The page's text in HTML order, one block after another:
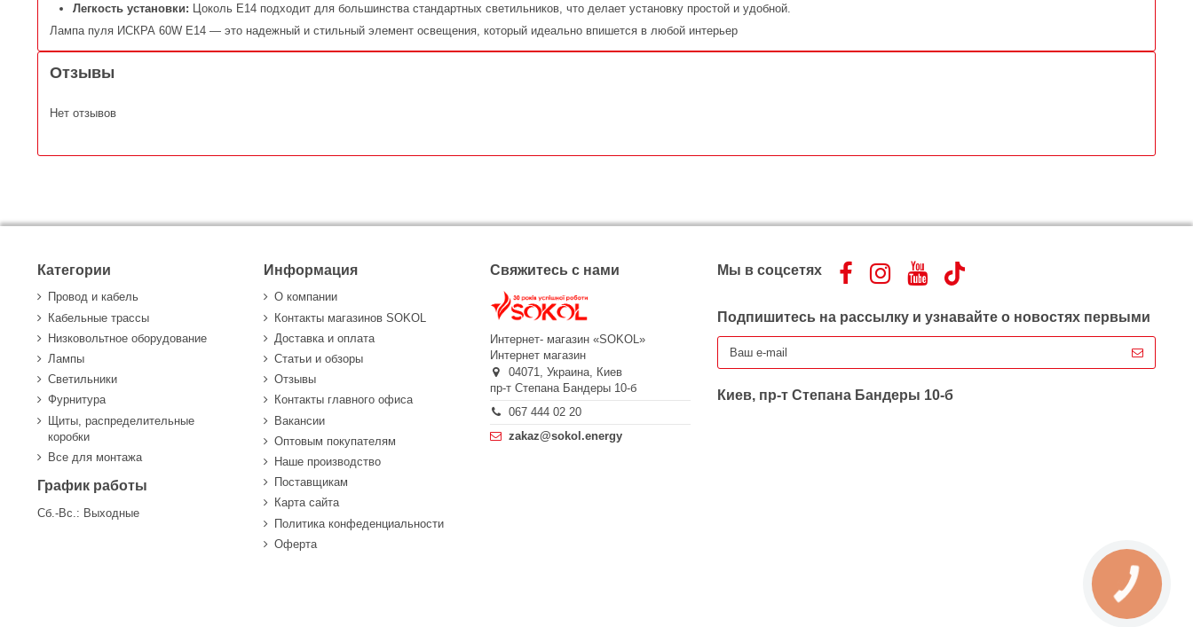
Легкость установки: Цоколь E14 подходит для большинства стандартных светильников, что делает установку простой и удобной.
Лампа пуля ИСКРА 60W E14 — это надежный и стильный элемент освещения, который идеально впишется в любой интерьер
Отзывы
Нет отзывов
Категории
Провод и кабель
Кабельные трассы
Низковольтное оборудование
Лампы
Светильники
Фурнитура
Щиты, распределительные
коробки
Все для монтажа
График работы
Сб.-Вс.: Выходные
Информация
О компании
Контакты магазинов SOKOL
Доставка и оплата
Статьи и обзоры
Отзывы
Контакты главного офиса
Вакансии
Оптовым покупателям
Наше производство
Поставщикам
Карта сайта
Политика конфеденциальности
Оферта
Свяжитесь с нами
Интернет- магазин «SOKOL»
Интернет магазин
04071,Украина, Киев
пр-т Степана Бандеры 10-б
067 444 02 20
zakaz@sokol.energy
Мы в соцсетях
Подпишитесь на рассылку и узнавайте о новостях первыми
Киев, пр-т Степана Бандеры 10-б
КНОПКА
ЗВ'ЯЗКУ